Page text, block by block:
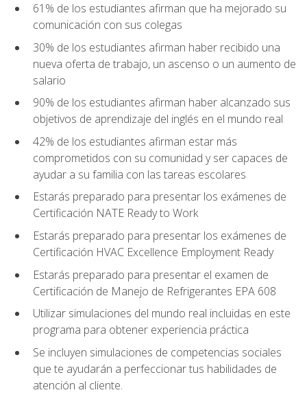
61% de los estudiantes afirman que ha mejorado su
comunicación con sus colegas
30% de los estudiantes afirman haber recibido una
nueva oferta de trabajo, un ascenso o un aumento de
salario
90% de los estudiantes afirman haber alcanzado sus
objetivos de aprendizaje del inglés en el mundo real
42% de los estudiantes afirman estar más
comprometidos con su comunidad y ser capaces de
ayudar a su familia con las tareas escolares
Estarás preparado para presentar los exámenes de
Certificación NATE Ready to Work
Estarás preparado para presentar los exámenes de
Certificación HVAC Excellence Employment Ready
Estarás preparado para presentar el examen de
Certificación de Manejo de Refrigerantes EPA 608
Utilizar simulaciones del mundo real incluidas en este
programa para obtener experiencia práctica
Se incluyen simulaciones de competencias sociales
que te ayudarán a perfeccionar tus habilidades de
atención al cliente.